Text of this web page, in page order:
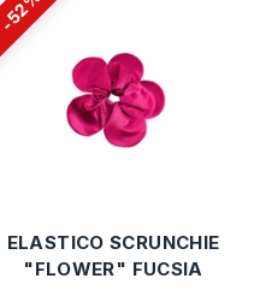
ELASTICO SCRUNCHIE
"FLOWER" FUCSIA